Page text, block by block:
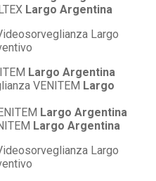
Largo Argentina
Largo Argentina
VENITEM Largo
Largo Argentina
Largo Argentina